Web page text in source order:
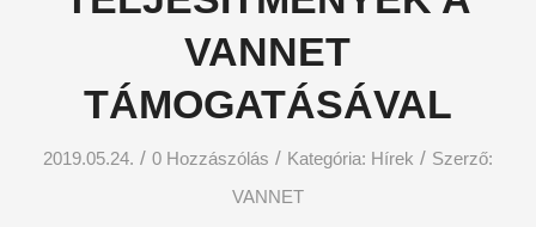
VANNET
TÁMOGATÁSÁVAL
2019.05.24. / 0 Hozzászólás / Kategória: Hírek / Szerző:
VANNET